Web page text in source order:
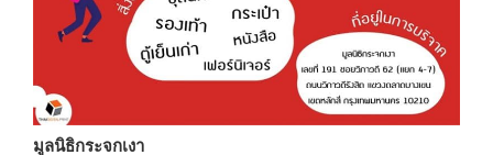
มูลนิธิกระจกเงา